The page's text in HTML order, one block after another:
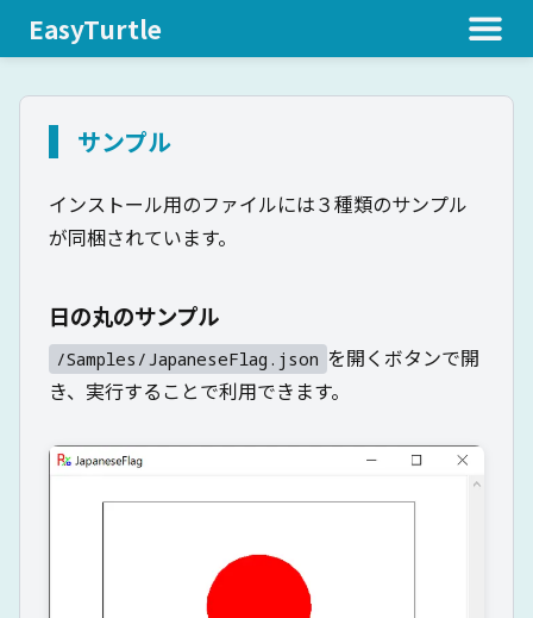
EasyTurtle
サンプル
インストール用のファイルには３種類のサンプル
が同梱されています。
日の丸のサンプル
/Samples/JapaneseFlag.json を開くボタンで開
き、実行することで利用できます。